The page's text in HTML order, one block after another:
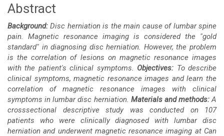
Main
Article
Content
Abstract
Background: Disc herniation is the main cause of lumbar spine
pain. Magnetic resonance imaging is considered the "gold
standard" in diagnosing disc herniation. However, the problem
is the correlation of lesions on magnetic resonance images
with the patient's clinical symptoms.
Objectives: To describe
clinical symptoms, magnetic resonance images and learn the
correlation of magnetic resonance images with clinical
symptoms in lumbar disc herniation. Materials and methods:A
crosssectional descriptive study was conducted on 107
patients who were clinically diagnosed with lumbar disc
herniation and underwent magnetic resonance imaging at Can